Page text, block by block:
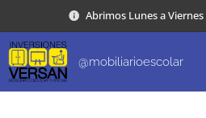
Abrimos Lunes a
@mobiliarioescolar